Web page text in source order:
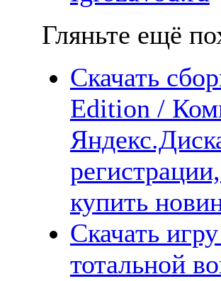
Гляньте ещё
Скачать
Edition /
купить
Скачать
тотальной